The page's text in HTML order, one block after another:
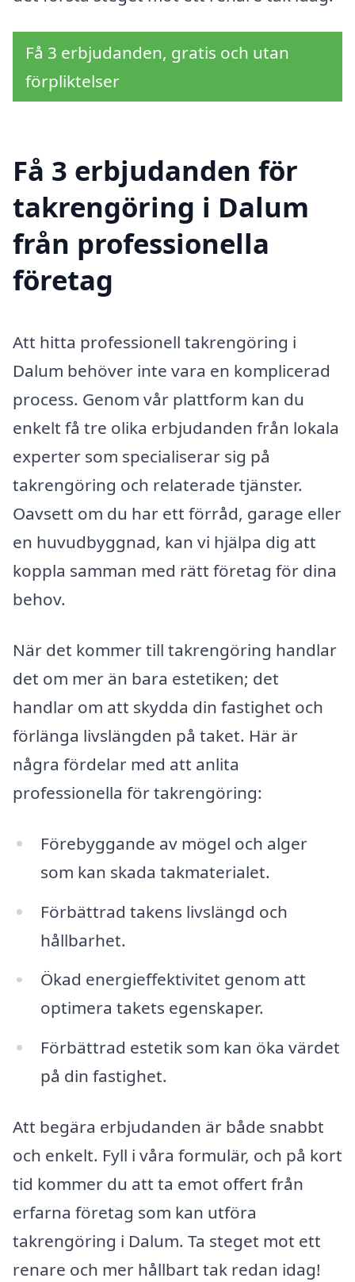
Få 3 erbjudanden, gratis och utan
förpliktelser
Få 3 erbjudanden för
takrengöring i Dalum
från professionella
företag
Att hitta professionell takrengöring i
Dalum behöver inte vara en komplicerad
process. Genom vår plattform kan du
enkelt få tre olika erbjudanden från lokala
experter som specialiserar sig på
takrengöring och relaterade tjänster.
Oavsett om du har ett förråd, garage eller
en huvudbyggnad, kan vi hjälpa dig att
koppla samman med rätt företag för dina
behov.
När det kommer till takrengöring handlar
det om mer än bara estetiken; det
handlar om att skydda din fastighet och
förlänga livslängden på taket. Här är
några fördelar med att anlita
professionella för takrengöring:
Förebyggande av mögel och alger
som kan skada takmaterialet.
Förbättrad takens livslängd och
hållbarhet.
Ökad energieffektivitet genom att
optimera takets egenskaper.
Förbättrad estetik som kan öka värdet
på din fastighet.
Att begära erbjudanden är både snabbt
och enkelt. Fyll i våra formulär, och på kort
tid kommer du att ta emot offert från
erfarna företag som kan utföra
takrengöring i Dalum. Ta steget mot ett
renare och mer hållbart tak redan idag!